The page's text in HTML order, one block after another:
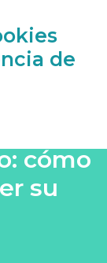
cómo
su
de